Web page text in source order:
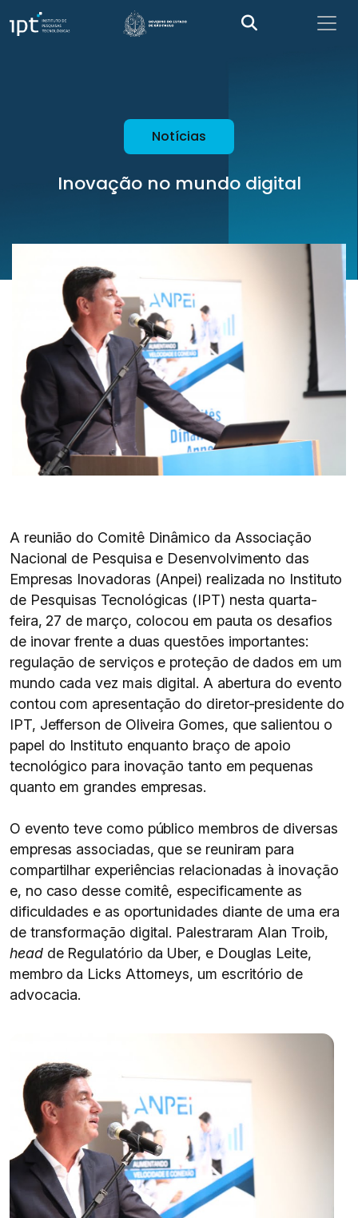
Notícias
Inovação no mundo digital
A reunião do Comitê Dinâmico da Associação
Nacional de Pesquisa e Desenvolvimento das
Empresas Inovadoras (Anpei) realizada no Instituto
de Pesquisas Tecnológicas (IPT) nesta quarta-
feira, 27 de março, colocou em pauta os desafios
de inovar frente a duas questões importantes:
regulação de serviços e proteção de dados em um
mundo cada vez mais digital. A abertura do evento
contou com apresentação do diretor-presidente do
IPT, Jefferson de Oliveira Gomes, que salientou o
papel do Instituto enquanto braço de apoio
tecnológico para inovação tanto em pequenas
quanto em grandes empresas.
O evento teve como público membros de diversas
empresas associadas, que se reuniram para
compartilhar experiências relacionadas à inovação
e, no caso desse comitê, especificamente as
dificuldades e as oportunidades diante de uma era
de transformação digital. Palestraram Alan Troib,
headde Regulatório da Uber, e Douglas Leite,
membro da Licks Attorneys, um escritório de
advocacia.